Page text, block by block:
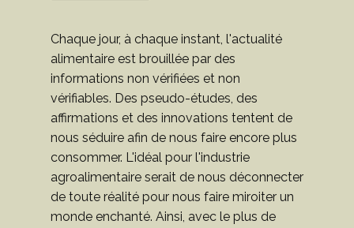
Chaque jour, à chaque instant, l'actualité
alimentaire est brouillée par des
informations non vérifiées et non
vérifiables. Des pseudo-études, des
affirmations et des innovations tentent de
nous séduire afin de nous faire encore plus
consommer. L'idéal pour l'industrie
agroalimentaire serait de nous déconnecter
de toute réalité pour nous faire miroiter un
monde enchanté. Ainsi, avec le plus de